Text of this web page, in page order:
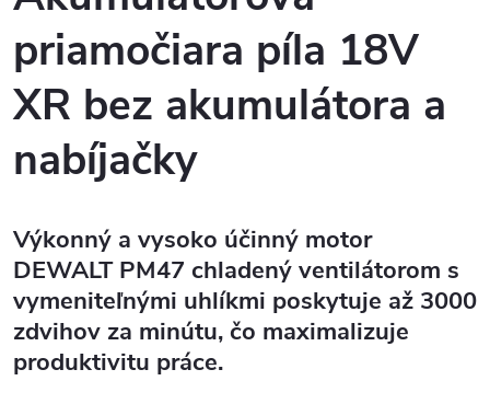
priamočiara píla 18V
XR bez akumulátora a
nabíjačky
Výkonný a vysoko účinný motor
DEWALT PM47 chladený ventilátorom s
vymeniteľnými uhlíkmi poskytuje až 3000
zdvihov za minútu, čo maximalizuje
produktivitu práce.